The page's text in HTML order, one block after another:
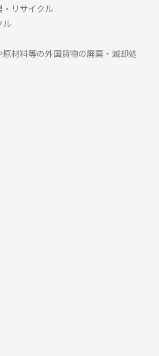
・リサイクル
ル
材料等の外国貨物の廃棄・滅却処